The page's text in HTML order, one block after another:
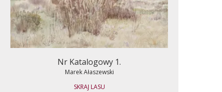
Nr Katalogowy 1.
Marek Ałaszewski
SKRAJ LASU